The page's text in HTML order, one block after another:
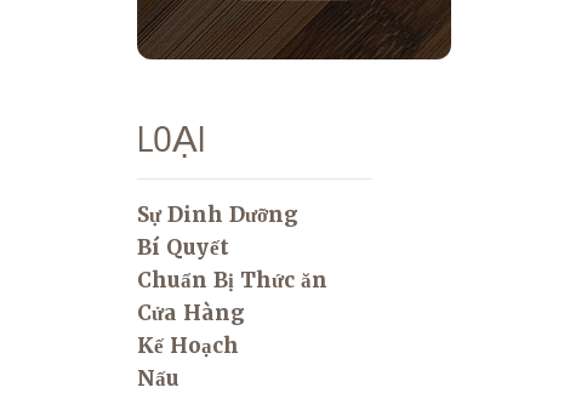
LOẠI
Sự Dinh Dưỡng
Bí Quyết
Chuẩn Bị Thức ăn
Cửa Hàng
Kế Hoạch
Nấu